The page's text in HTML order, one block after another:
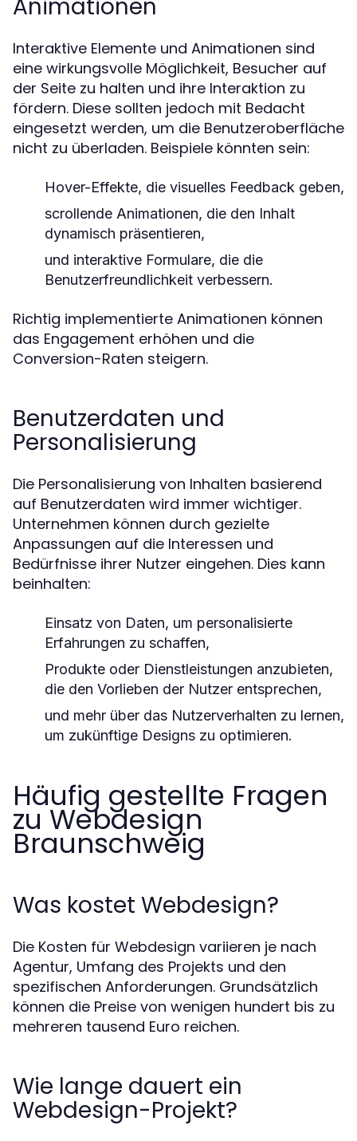
Animationen
Interaktive Elemente und Animationen sind
eine wirkungsvolle Möglichkeit, Besucher auf
der Seite zu halten und ihre Interaktion zu
fördern. Diese sollten jedoch mit Bedacht
eingesetzt werden, um die Benutzeroberfläche
nicht zu überladen. Beispiele könnten sein:
Hover-Effekte, die visuelles Feedback geben,
scrollende Animationen, die den Inhalt
dynamisch präsentieren,
und interaktive Formulare, die die
Benutzerfreundlichkeit verbessern.
Richtig implementierte Animationen können
das Engagement erhöhen und die
Conversion-Raten steigern.
Benutzerdaten und
Personalisierung
Die Personalisierung von Inhalten basierend
auf Benutzerdaten wird immer wichtiger.
Unternehmen können durch gezielte
Anpassungen auf die Interessen und
Bedürfnisse ihrer Nutzer eingehen. Dies kann
beinhalten:
Einsatz von Daten, um personalisierte
Erfahrungen zu schaffen,
Produkte oder Dienstleistungen anzubieten,
die den Vorlieben der Nutzer entsprechen,
und mehr über das Nutzerverhalten zu lernen,
um zukünftige Designs zu optimieren.
Häufig gestellte Fragen
zu Webdesign
Braunschweig
Was kostet Webdesign?
Die Kosten für Webdesign variieren je nach
Agentur, Umfang des Projekts und den
spezifischen Anforderungen. Grundsätzlich
können die Preise von wenigen hundert bis zu
mehreren tausend Euro reichen.
Wie lange dauert ein
Webdesign-Projekt?